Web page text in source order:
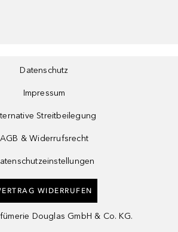
Datenschutz
Impressum
Streitbeilegung
AGB & Widerrufsrecht
WIDERRUFEN
Douglas GmbH & Co. KG.